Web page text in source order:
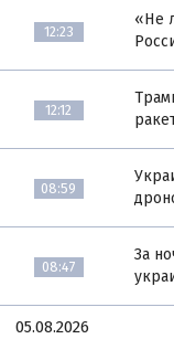
12:23
«Не
12:12
08:59
08:47
За
05.08.2026